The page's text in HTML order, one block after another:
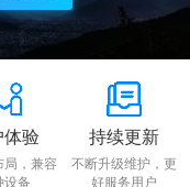
体验
局，兼容
设备
持续更新
不断升级维护，更
好服务用户